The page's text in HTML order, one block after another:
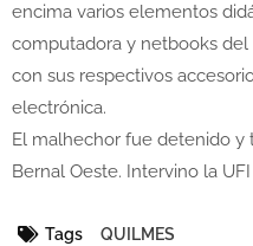
encima varios elementos
computadora y netbooks
con sus respectivos
electrónica.
El malhechor fue detenido y
Bernal Oeste. Intervino la
Tags QUILMES